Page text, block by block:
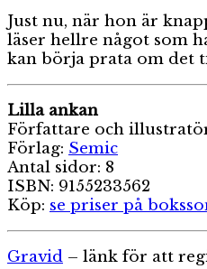
Just nu, när hon är
läser hellre något som
kan börja prata om det
Lilla ankan
Författare och
Förlag: Semic
Antal sidor: 8
ISBN: 9155233562
Köp: se priser på
Gravid – länk för att